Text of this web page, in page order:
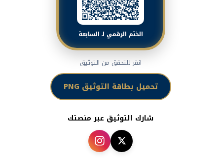
الختم الرقمي لـ السابعة
انقر للتحقق من التوثيق
تحميل بطاقة التوثيق PNG
شارك التوثيق عبر منصتك